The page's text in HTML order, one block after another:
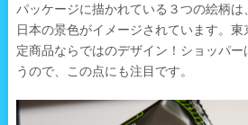
パッケージに描かれている３つの絵柄は
日本の景色がイメージされています。
定商品ならではのデザイン！ショッパ
うので、この点にも注目です。